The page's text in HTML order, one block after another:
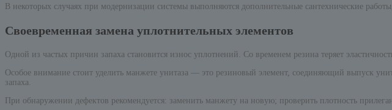
В некоторых случаях при модернизации системы выполняются дополнительные сантехнические
Своевременная замена уплотнительных элементов
Одной из частых причин запаха становится износ уплотнений. Со временем резина теряет
Особое внимание стоит уделить манжете унитаза — это резиновый элемент, соединяющий выпуск
запаха.
При обнаружении дефектов рекомендуется: заменить манжету на новую; проверить плотность